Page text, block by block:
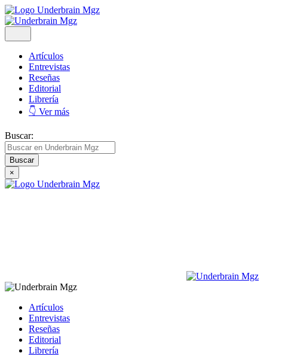
Artículos
Entrevistas
Reseñas
Editorial
Librería
👇 Ver más
Buscar:
×
Artículos
Entrevistas
Reseñas
Editorial
Librería